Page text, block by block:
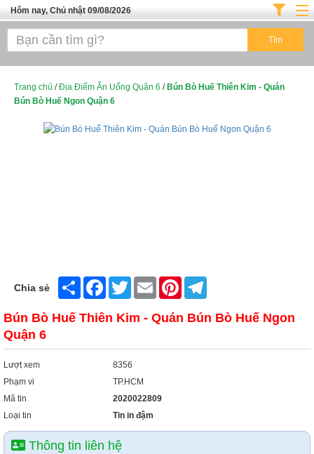
Hôm nay, Chủ nhật 09/08/2026
Trang chủ
Cafe - Kem- Trà Sữa
Trang chủ /Địa Điểm Ăn Uống Quận 6 / Bún Bò Huế Thiên Kim - Quán
Bún Bò Huế Ngon Quận 6
Chia sẻ Share FacebookTwitter Email Pinterest
Bún Bò Huế Thiên Kim - Quán Bún Bò Huế Ngon
Quận 6
Lượt xem
8356
Phạm vi
TP.HCM
Mã tin
2020022809
Loại tin
Tin in đậm
Thông tin liên hệ